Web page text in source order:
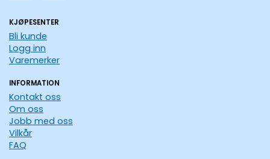
KJØPESENTER
Bli kunde
Logg inn
Varemerker
INFORMATION
Kontakt oss
Om oss
Jobb med oss
Vilkår
FAQ